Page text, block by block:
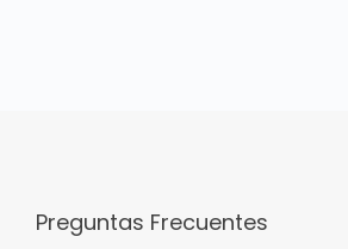
Preguntas Frecuentes